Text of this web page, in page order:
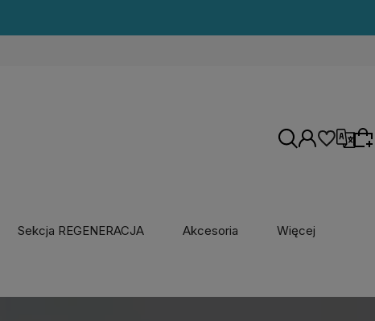
Waluty
produkty do listy z poprzedniej sesji.
Sekcja REGENERACJA Akcesoria Więcej